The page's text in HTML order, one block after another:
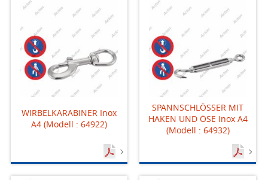
WIRBELKARABINER Inox
A4 (Modell : 64922)
SPANNSCHLÖSSER MIT
HAKEN UND ÖSE Inox A4
(Modell : 64932)